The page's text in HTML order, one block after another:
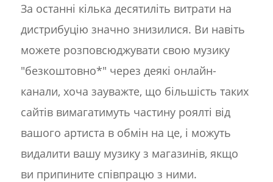
За останні кілька десятиліть витрати на
дистрибуцію значно знизилися. Ви навіть
можете розповсюджувати свою музику
"безкоштовно*" через деякі онлайн-
канали, хоча зауважте, що більшість таких
сайтів вимагатимуть частину роялті від
вашого артиста в обмін на це, і можуть
видалити вашу музику з магазинів, якщо
ви припините співпрацю з ними.